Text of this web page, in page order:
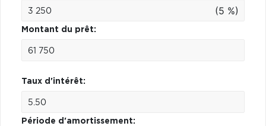
(5 %)
Montant du prêt:
Taux d'intérêt:
Période d'amortissement: